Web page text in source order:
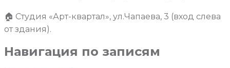
🏠 Студия «Арт-квартал», ул.Чапаева, 3 (вход слева
от здания).
Навигация по записям